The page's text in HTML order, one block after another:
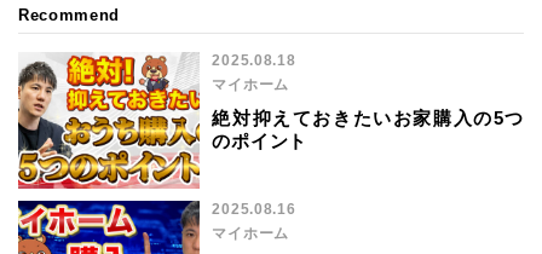
Recommend
絶対抑えておきたいお家購入の5つ
のポイント
2025.08.18
マイホーム
2025.08.16
マイホーム